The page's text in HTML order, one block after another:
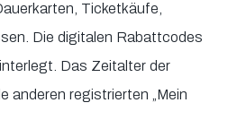
Ticketkäufe,
Die digitalen Rabattcodes
Das Zeitalter der
anderen registrierten „Mein